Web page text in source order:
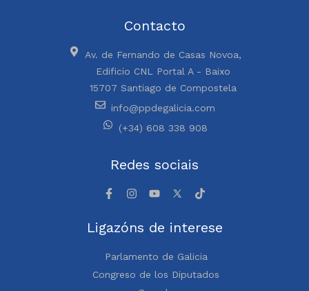
Contacto
Av. de Fernando de Casas Novoa,
Edificio CNL Portal A - Baixo
15707 Santiago de Compostela
info@ppdegalicia.com
(+34) 608 338 908
Redes sociais
Ligazóns de interese
Parlamento de Galicia
Congreso de los Diputados